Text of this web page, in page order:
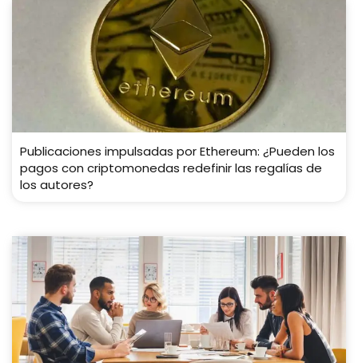
Publicaciones impulsadas por Ethereum: ¿Pueden los
pagos con criptomonedas redefinir las regalías de
los autores?